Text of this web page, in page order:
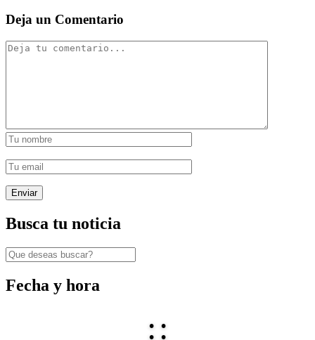
Deja un Comentario
Busca tu noticia
Fecha y hora
::